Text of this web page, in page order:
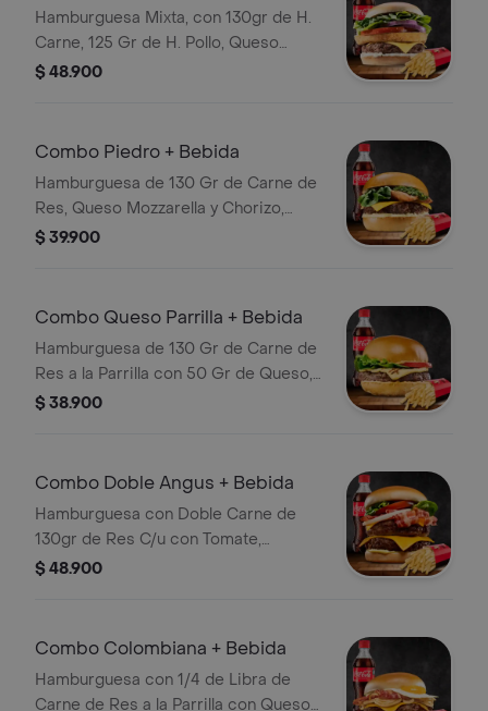
Hamburguesa Mixta, con 130gr de H.
Carne, 125 Gr de H. Pollo, Queso
Cheddar, Tomate, Lechuga, Cebolla
$ 48.900
Combo Piedro + Bebida
Hamburguesa de 130 Gr de Carne de
Res, Queso Mozzarella y Chorizo,
Salsas, Bebida, Chimichurri y
$ 39.900
Combo Queso Parrilla + Bebida
Hamburguesa de 130 Gr de Carne de
Res a la Parrilla con 50 Gr de Queso,
Tomate, Lechuga, Guarnición a
$ 38.900
Combo Doble Angus + Bebida
Hamburguesa con Doble Carne de
130gr de Res C/u con Tomate,
Cebolla, Lechuga, Queso Cheddar,
$ 48.900
Combo Colombiana + Bebida
Hamburguesa con 1/4 de Libra de
Carne de Res a la Parrilla con Queso